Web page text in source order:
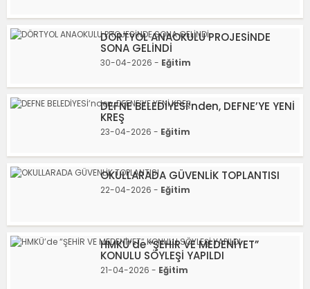
DÖRTYOL ANAOKULU PROJESİNDE
SONA GELİNDİ
30-04-2026 - Eğitim
DEFNE BELEDİYESİ’nden, DEFNE’YE YENİ
KREŞ
23-04-2026 - Eğitim
OKULLARADA GÜVENLİK TOPLANTISI
22-04-2026 - Eğitim
HMKÜ’de “ŞEHİR VE MEDENİYET”
KONULU SÖYLEŞİ YAPILDI
21-04-2026 - Eğitim